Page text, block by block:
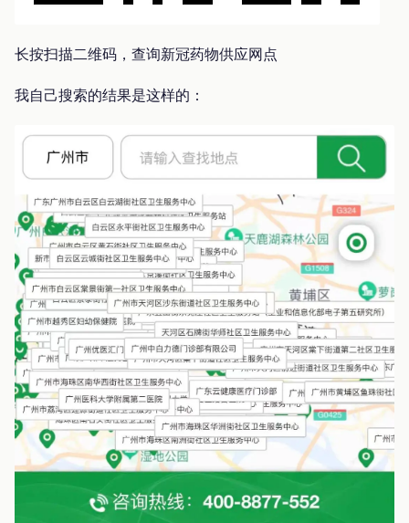
长按扫描二维码，查询新冠药物供应网点
我自己搜索的结果是这样的：